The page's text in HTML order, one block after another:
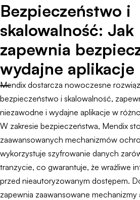
Bezpieczeństwo i
skalowalność:
zapewnia
wydajne aplikacje
Mendix dostarcza nowoczesne
bezpieczeństwo i skalowalność,
niezawodne i wydajne aplikacje w
W zakresie bezpieczeństwa, Mendix
zaawansowanych mechanizmów
wykorzystuje szyfrowanie danych
tranzycie, co gwarantuje, że wrażliwe
przed nieautoryzowanym dostępem.
zapewnia zaawansowane mechanizmy